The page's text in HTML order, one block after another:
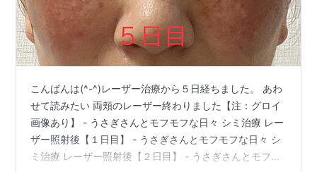
こんばんは(^-^)レーザー治療から５日経ちました。 あわ
せて読みたい 両頬のレーザー終わりました【注：グロイ
画像あり】 - うさぎさんとモフモフな日々 シミ治療 レー
ザー照射後【１日目】 - うさぎさんとモフモフな日々 シ
ミ治療 レーザー照射後【２日目】 - うさぎさんとモフモ